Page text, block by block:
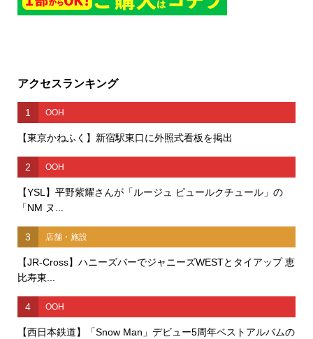
アクセスランキング
1 OOH
【東京かねふく】新宿駅東口に外照式看板を掲出
2 OOH
【YSL】平野紫耀さんが「ルージュ ピュールクチュール」の
「NM ヌ...
3 店舗・施設
【JR-Cross】ハニーズバーでジャニーズWESTとタイアップ 恵
比寿東...
4 OOH
【西日本鉄道】「Snow Man」デビュー5周年ベストアルバムの